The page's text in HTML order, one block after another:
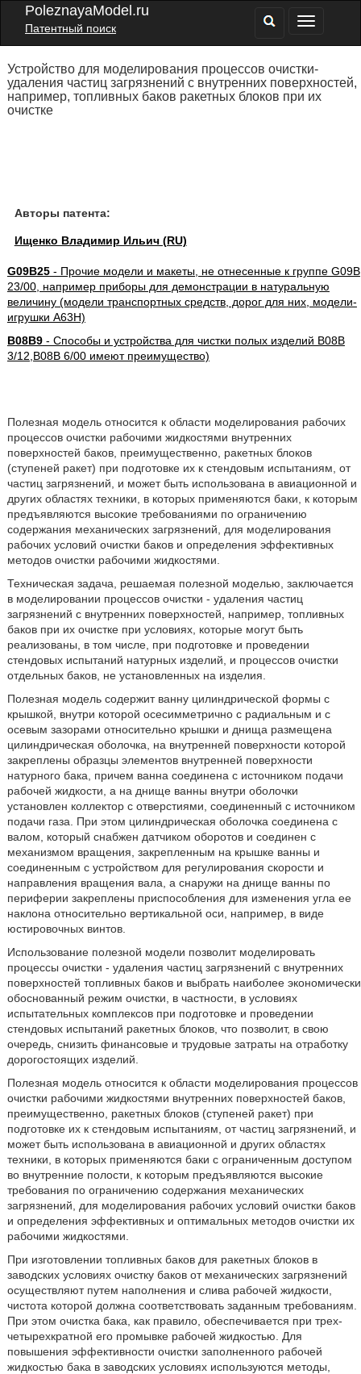
PoleznayaModel.ru
Патентный поиск
Устройство для моделирования процессов очистки-
удаления частиц загрязнений с внутренних поверхностей,
например, топливных баков ракетных блоков при их
очистке
Авторы патента:
Ищенко Владимир Ильич (RU)
G09B25- Прочие модели и макеты, не отнесенные к группе G09B
23/00, например приборы для демонстрации в натуральную
величину (модели транспортных средств, дорог для них, модели-
игрушки A63H)
B08B9- Способы и устройства для чистки полых изделий B08B
3/12,B08B 6/00 имеют преимущество)
Полезная модель относится к области моделирования рабочих
процессов очистки рабочими жидкостями внутренних
поверхностей баков, преимущественно, ракетных блоков
(ступеней ракет) при подготовке их к стендовым испытаниям, от
частиц загрязнений, и может быть использована в авиационной и
других областях техники, в которых применяются баки, к которым
предъявляются высокие требованиями по ограничению
содержания механических загрязнений, для моделирования
рабочих условий очистки баков и определения эффективных
методов очистки рабочими жидкостями.
Техническая задача, решаемая полезной моделью, заключается
в моделировании процессов очистки - удаления частиц
загрязнений с внутренних поверхностей, например, топливных
баков при их очистке при условиях, которые могут быть
реализованы, в том числе, при подготовке и проведении
стендовых испытаний натурных изделий, и процессов очистки
отдельных баков, не установленных на изделия.
Полезная модель содержит ванну цилиндрической формы с
крышкой, внутри которой осесимметрично с радиальным и с
осевым зазорами относительно крышки и днища размещена
цилиндрическая оболочка, на внутренней поверхности которой
закреплены образцы элементов внутренней поверхности
натурного бака, причем ванна соединена с источником подачи
рабочей жидкости, а на днище ванны внутри оболочки
установлен коллектор с отверстиями, соединенный с источником
подачи газа. При этом цилиндрическая оболочка соединена с
валом, который снабжен датчиком оборотов и соединен с
механизмом вращения, закрепленным на крышке ванны и
соединенным с устройством для регулирования скорости и
направления вращения вала, а снаружи на днище ванны по
периферии закреплены приспособления для изменения угла ее
наклона относительно вертикальной оси, например, в виде
юстировочных винтов.
Использование полезной модели позволит моделировать
процессы очистки - удаления частиц загрязнений с внутренних
поверхностей топливных баков и выбрать наиболее экономически
обоснованный режим очистки, в частности, в условиях
испытательных комплексов при подготовке и проведении
стендовых испытаний ракетных блоков, что позволит, в свою
очередь, снизить финансовые и трудовые затраты на отработку
дорогостоящих изделий.
Полезная модель относится к области моделирования процессов
очистки рабочими жидкостями внутренних поверхностей баков,
преимущественно, ракетных блоков (ступеней ракет) при
подготовке их к стендовым испытаниям, от частиц загрязнений, и
может быть использована в авиационной и других областях
техники, в которых применяются баки с ограниченным доступом
во внутренние полости, к которым предъявляются высокие
требования по ограничению содержания механических
загрязнений, для моделирования рабочих условий очистки баков
и определения эффективных и оптимальных методов очистки их
рабочими жидкостями.
При изготовлении топливных баков для ракетных блоков в
заводских условиях очистку баков от механических загрязнений
осуществляют путем наполнения и слива рабочей жидкости,
чистота которой должна соответствовать заданным требованиям.
При этом очистка бака, как правило, обеспечивается при трех-
четырехкратной его промывке рабочей жидкостью. Для
повышения эффективности очистки заполненного рабочей
жидкостью бака в заводских условиях используются методы,